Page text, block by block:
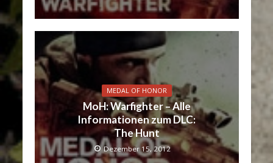
MEDAL OF HONOR
MoH: Warfighter – Alle
Informationen zum DLC:
The Hunt
Dezember 15, 2012